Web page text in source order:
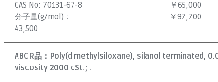
CAS No: 70131-67-8
分子量(g/mol)：
43,500
￥65,000
￥97,700
ABCR品： Poly(dimethylsiloxane), silanol terminated,
viscosity 2000 cSt.; .